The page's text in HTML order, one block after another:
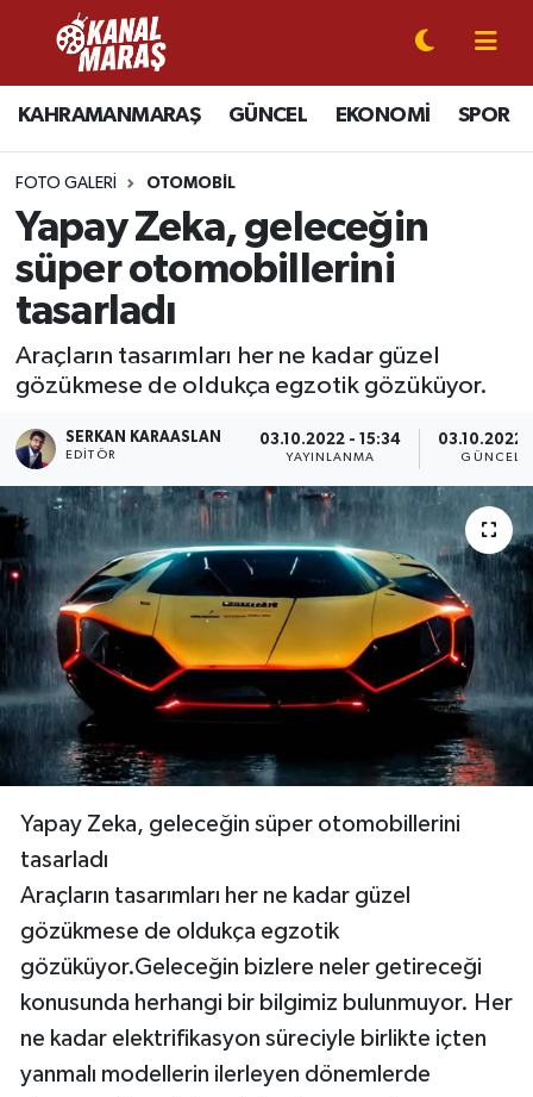
KAHRAMANMARAŞ GÜNCEL EKONOMİ SPOR
FOTO GALERI OTOMOBIL
Yapay Zeka, geleceğin
süper otomobillerini
tasarladı
Araçların tasarımları her ne kadar güzel
gözükmese de oldukça egzotik gözüküyor.
SERKAN KARAASLAN
EDITÖR
03.10.2022 - 15:34
YAYINLANMA
03.10.2022
Yapay Zeka, geleceğin süper otomobillerini
tasarladı
Araçların tasarımları her ne kadar güzel
gözükmese de oldukça egzotik
gözüküyor.Geleceğin bizlere neler getireceği
konusunda herhangi bir bilgimiz bulunmuyor. Her
ne kadar elektrifikasyon süreciyle birlikte içten
yanmalı modellerin ilerleyen dönemlerde
CANLI YAYIN
KAHRAMANMARAŞ
GÜNCEL
SPOR
EKONOMİ
GÜNDEM
MAGAZİN
SAĞLIK
EĞİTİM
BÖLGE
KEŞFET
POPÜLER
TREND
MEDYA
OTOMOTİV
Kahramanmaraş Nöbetçi Eczaneler
Kahramanmaraş Hava Durumu
Kahramanmaraş Namaz Vakitleri
Kahramanmaraş Trafik Yoğunluk Haritası
Tüm Manşetler
Son Dakika Haberleri
Haber Arşivi